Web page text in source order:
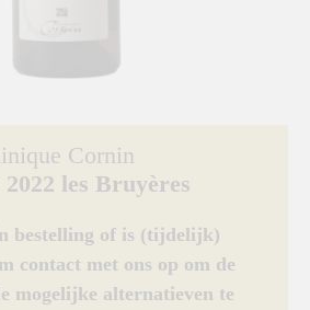
Cornin
les Bruyères
bestelling of is (tijdelijk)
contact met ons op om de
mogelijke alternatieven te